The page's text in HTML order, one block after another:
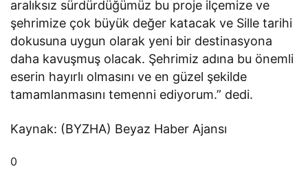
aralıksız sürdürdüğümüz bu proje ilçemize ve
şehrimize çok büyük değer katacak ve Sille tarihi
dokusuna uygun olarak yeni bir destinasyona
daha kavuşmuş olacak. Şehrimiz adına bu önemli
eserin hayırlı olmasını ve en güzel şekilde
tamamlanmasını temenni ediyorum.” dedi.
Kaynak: (BYZHA) Beyaz Haber Ajansı
0